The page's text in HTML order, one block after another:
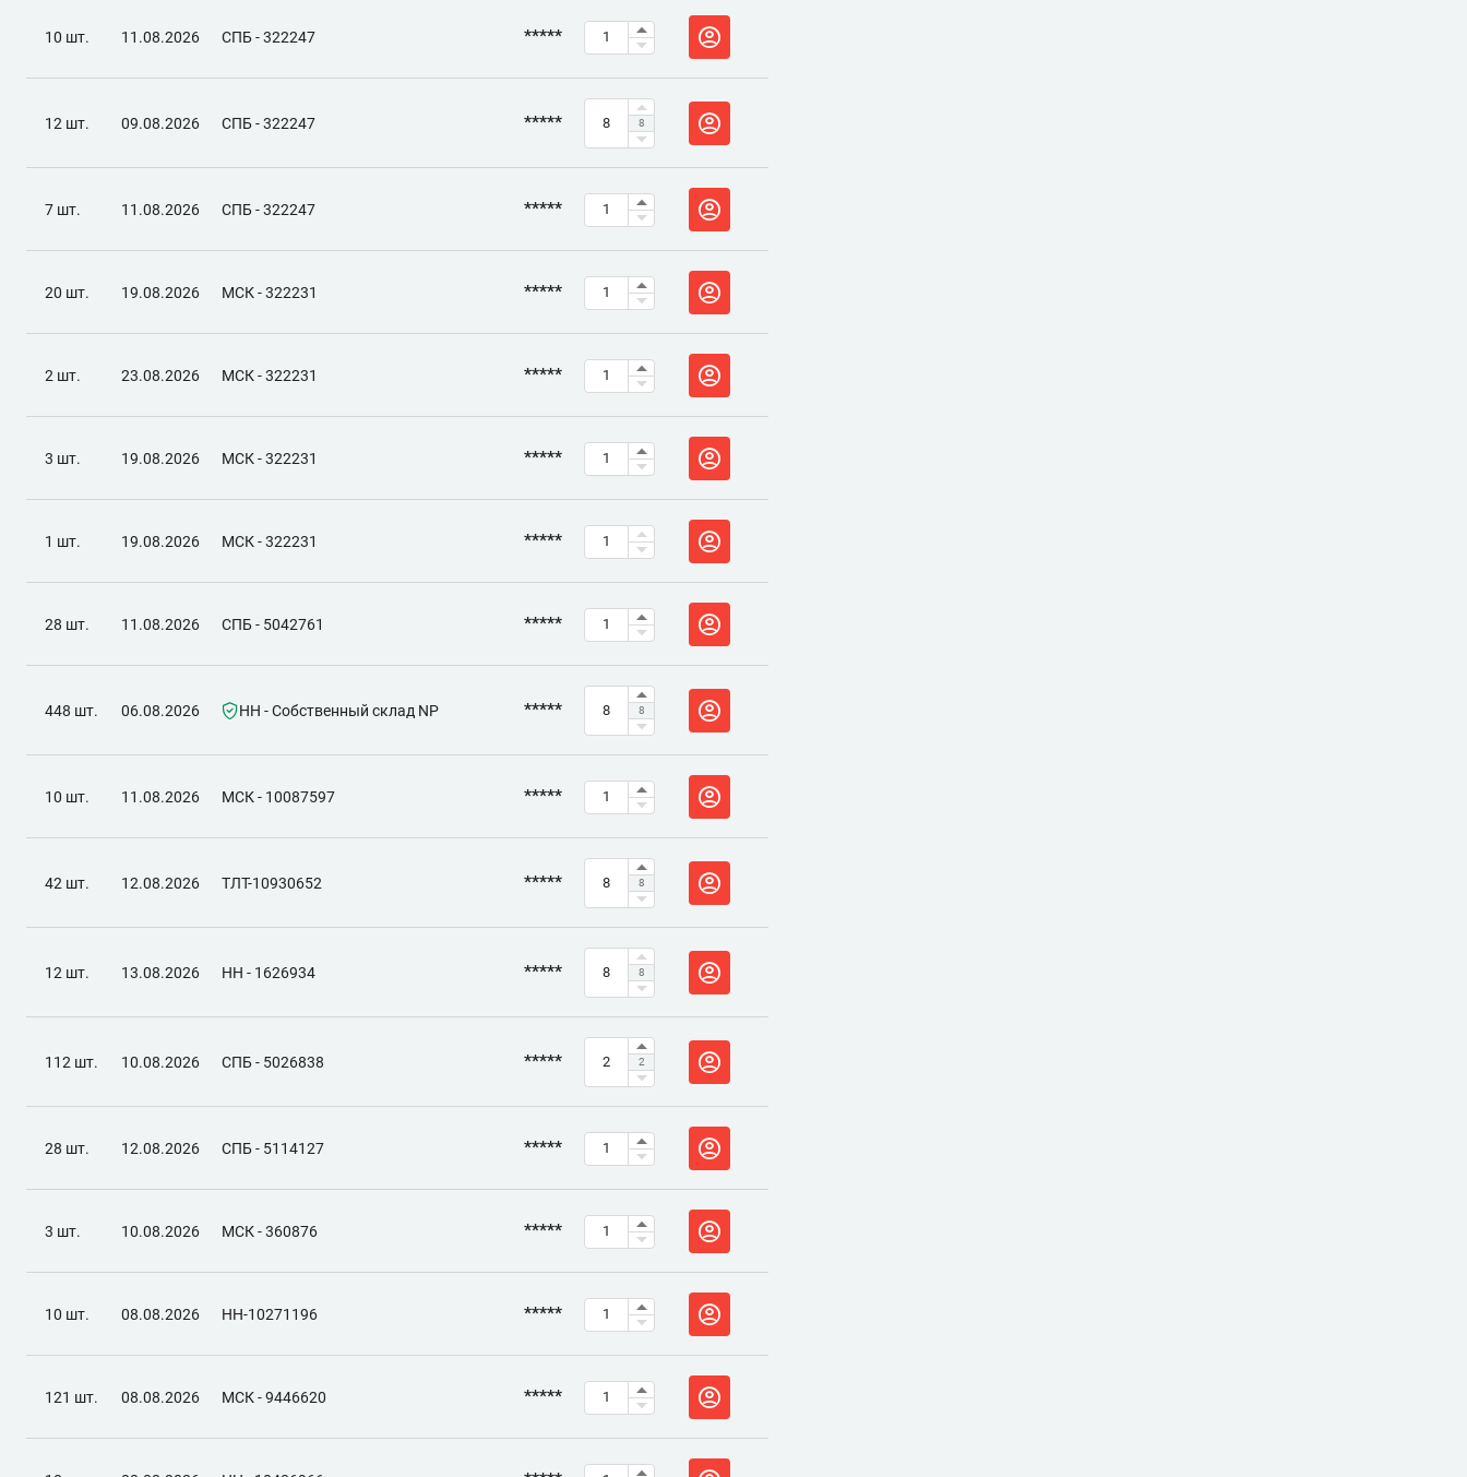
10 шт. 11.08.2026 СПБ - 322247 *****
12 шт. 09.08.2026 СПБ - 322247 ***** 8
7 шт. 11.08.2026 СПБ - 322247 *****
20 шт. 19.08.2026 МСК - 322231 *****
2 шт. 23.08.2026 МСК - 322231 *****
3 шт. 19.08.2026 МСК - 322231 *****
1 шт. 19.08.2026 МСК - 322231 *****
28 шт. 11.08.2026 СПБ - 5042761 *****
448 шт. 06.08.2026 НН - Собственный склад NP ***** 8
10 шт. 11.08.2026 МСК - 10087597 *****
42 шт. 12.08.2026 ТЛТ-10930652 ***** 8
12 шт. 13.08.2026 НН - 1626934 ***** 8
112 шт. 10.08.2026 СПБ - 5026838 ***** 2
28 шт. 12.08.2026 СПБ - 5114127 *****
3 шт. 10.08.2026 МСК - 360876 *****
10 шт. 08.08.2026 НН-10271196 *****
121 шт. 08.08.2026 МСК - 9446620 *****